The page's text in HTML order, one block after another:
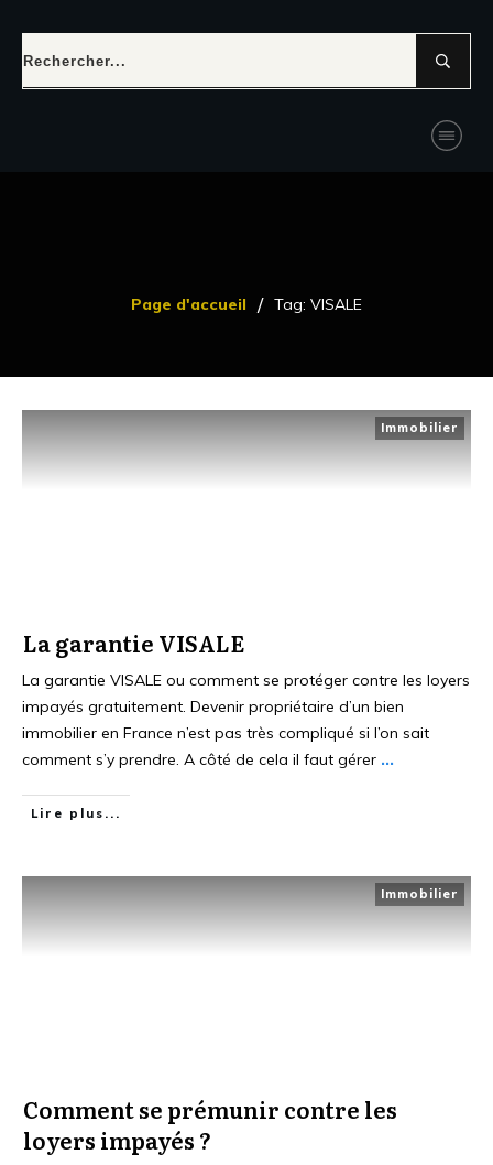
Page d'accueil / Tag: VISALE
Immobilier
La garantie VISALE
La garantie VISALE ou comment se protéger contre les loyers
impayés gratuitement. Devenir propriétaire d’un bien
immobilier en France n’est pas très compliqué si l’on sait
comment s’y prendre. A côté de cela il faut gérer ...
Lire plus...
Immobilier
Comment se prémunir contre les
loyers impayés ?